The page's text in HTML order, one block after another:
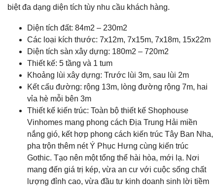
biệt đa dạng diện tích tùy nhu cầu khách hàng.
Diện tích đất: 84m2 – 230m2
Các loại kích thước: 7x12m, 7x15m, 7x18m, 15x22m
Diện tích sàn xây dựng: 180m2 – 720m2
Thiết kế: 5 tầng và 1 tum
Khoảng lùi xây dựng: Trước lùi 3m, sau lùi 2m
Kết cấu đường: rộng 13m, lòng đường rộng 7m, hai
vỉa hè mỗi bên 3m
Thiết kế kiến trúc: Toàn bộ thiết kế Shophouse
Vinhomes mang phong cách Địa Trung Hải miền
nắng gió, kết hợp phong cách kiến trúc Tây Ban Nha,
pha trộn thêm nét Ý Phục Hưng cùng kiến trúc
Gothic. Tạo nên một tổng thể hài hòa, mới lạ. Nơi
mang đến giá trị kép, vừa an cư với cuộc sống chất
lượng đỉnh cao, vừa đầu tư kinh doanh sinh lời tiềm